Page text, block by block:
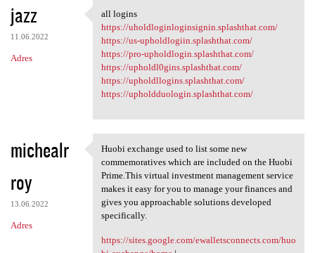
jazz
11.06.2022
Adres
all logins
all logins
https://uholdloginloginsignin.splashthat.com/
https://us-upholdlogiin.splashthat.com/
https://pro-upholdlogin.splashthat.com/
https://upholdl0gins.splashthat.com/
https://upholdllogins.splashthat.com/
https://upholdduologin.splashthat.com/
michealr
roy
13.06.2022
Adres
Huobi exchange used to list
Huobi exchange used to list some new
commemoratives which are included on the Huobi
Prime.This virtual investment management service
makes it easy for you to manage your finances and
gives you approachable solutions developed
specifically.
https://sites.google.com/ewalletsconnects.com/huo